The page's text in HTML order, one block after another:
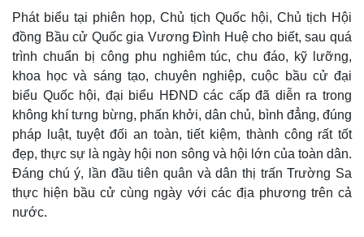
Phát biểu tại phiên họp, Chủ tịch Quốc hội, Chủ tịch Hội
đồng Bầu cử Quốc gia Vương Đình Huệ cho biết, sau quá
trình chuẩn bị công phu nghiêm túc, chu đáo, kỹ lưỡng,
khoa học và sáng tạo, chuyên nghiệp, cuộc bầu cử đại
biểu Quốc hội, đại biểu HĐND các cấp đã diễn ra trong
không khí tưng bừng, phấn khởi, dân chủ, bình đẳng, đúng
pháp luật, tuyệt đối an toàn, tiết kiệm, thành công rất tốt
đẹp, thực sự là ngày hội non sông và hội lớn của toàn dân.
Đáng chú ý, lần đầu tiên quân và dân thị trấn Trường Sa
thực hiện bầu cử cùng ngày với các địa phương trên cả
nước.